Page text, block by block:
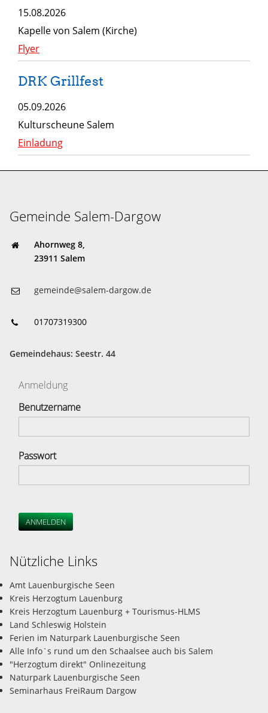
15.08.2026
Kapelle von Salem (Kirche)
Flyer
DRK Grillfest
05.09.2026
Kulturscheune Salem
Einladung
Gemeinde Salem-Dargow
Ahornweg 8,
23911 Salem
gemeinde@salem-dargow.de
01707319300
Gemeindehaus: Seestr. 44
Anmeldung
Benutzername
Passwort
ANMELDEN
Nützliche Links
Amt Lauenburgische Seen
Kreis Herzogtum Lauenburg
Kreis Herzogtum Lauenburg + Tourismus-HLMS
Land Schleswig Holstein
Ferien im Naturpark Lauenburgische Seen
Alle Info`s rund um den Schaalsee auch bis Salem
"Herzogtum direkt" Onlinezeitung
Naturpark Lauenburgische Seen
Seminarhaus FreiRaum Dargow